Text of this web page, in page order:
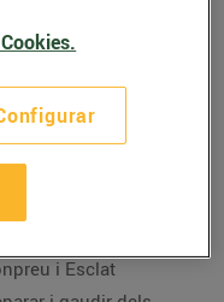
i Esclat trobaràs
de Nadal i
cuinar molt o dels
i Esclat